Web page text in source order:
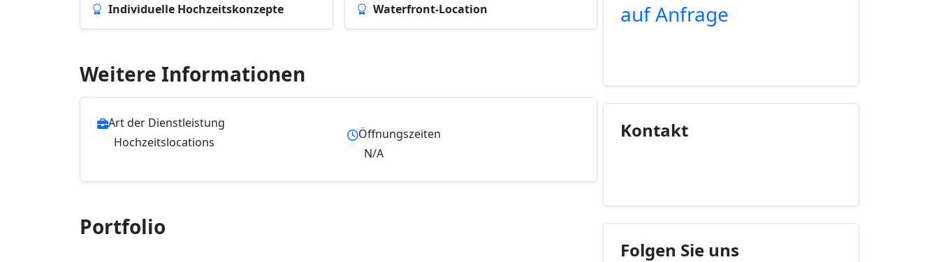
Individuelle Hochzeitskonzepte Waterfront-Location
Weitere Informationen
Art der Dienstleistung
Hochzeitslocations
Öffnungszeiten
N/A
Portfolio
auf Anfrage
Kontakt
Folgen Sie uns